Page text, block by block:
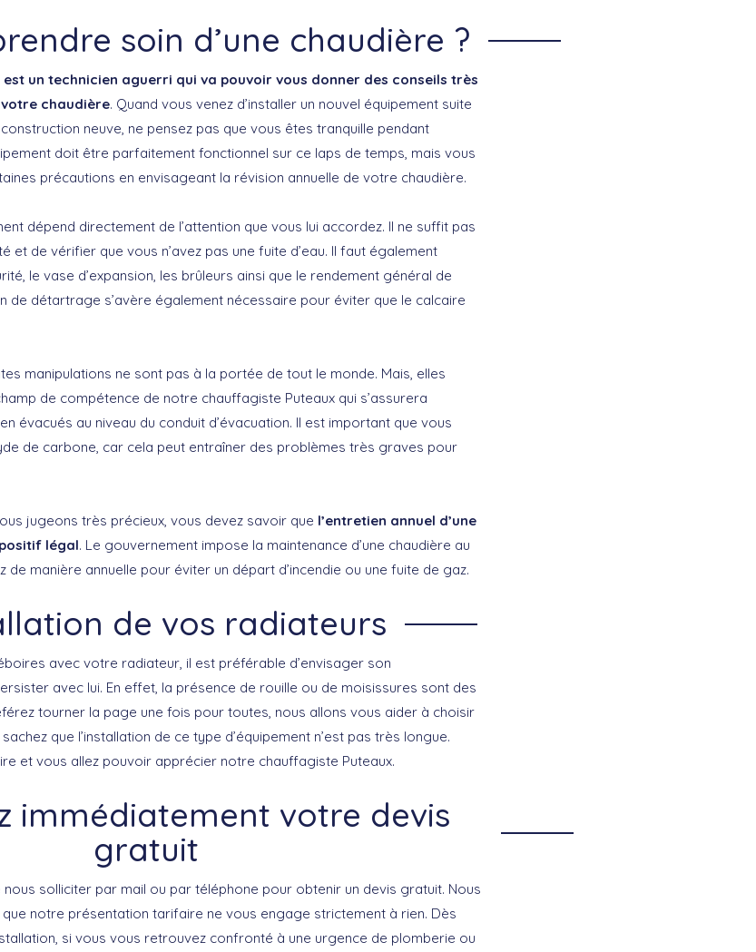
soin d’une chaudière ?
un technicien aguerri qui va pouvoir vous donner des conseils très
chaudière. Quand vous venez d’installer un nouvel équipement suite
neuve, ne pensez pas que vous êtes tranquille pendant
doit être parfaitement fonctionnel sur ce laps de temps, mais vous
précautions en envisageant la révision annuelle de votre chaudière.
dépend directement de l’attention que vous lui accordez. Il ne suffit pas
et de vérifier que vous n’avez pas une fuite d’eau. Il faut également
le vase d’expansion, les brûleurs ainsi que le rendement général de
de détartrage s’avère également nécessaire pour éviter que le calcaire
manipulations ne sont pas à la portée de tout le monde. Mais, elles
de compétence de notre chauffagiste Puteaux qui s’assurera
évacués au niveau du conduit d’évacuation. Il est important que vous
de carbone, car cela peut entraîner des problèmes très graves pour
jugeons très précieux, vous devez savoir que l’entretien annuel d’une
légal. Le gouvernement impose la maintenance d’une chaudière au
de manière annuelle pour éviter un départ d’incendie ou une fuite de gaz.
de vos radiateurs
avec votre radiateur, il est préférable d’envisager son
avec lui. En effet, la présence de rouille ou de moisissures sont des
tourner la page une fois pour toutes, nous allons vous aider à choisir
que l’installation de ce type d’équipement n’est pas très longue.
et vous allez pouvoir apprécier notre chauffagiste Puteaux.
immédiatement votre devis
gratuit
solliciter par mail ou par téléphone pour obtenir un devis gratuit. Nous
notre présentation tarifaire ne vous engage strictement à rien. Dès
si vous vous retrouvez confronté à une urgence de plomberie ou